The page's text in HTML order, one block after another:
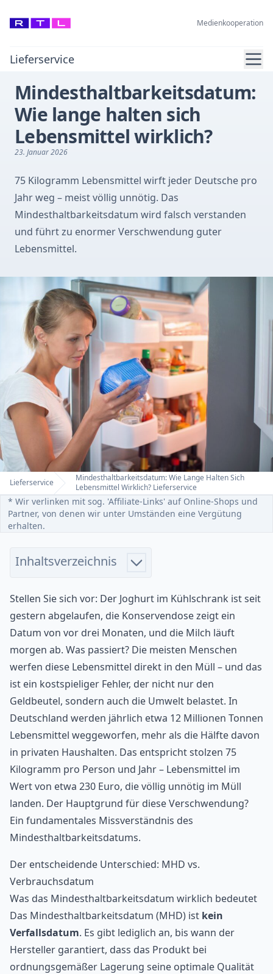
Medienkooperation
Lieferservice
Mindesthaltbarkeitsdatum:
Wie lange halten sich
Lebensmittel wirklich?
23. Januar 2026
75 Kilogramm Lebensmittel wirft jeder Deutsche pro
Jahr weg – meist völlig unnötig. Das
Mindesthaltbarkeitsdatum wird falsch verstanden
und führt zu enormer Verschwendung guter
Lebensmittel.
Home
Lieferservice
Mindesthaltbarkeitsdatum: Wie Lange Halten Sich
Lebensmittel Wirklich? Lieferservice
* Wir verlinken mit sog. 'Affiliate-Links' auf Online-Shops und
Partner, von denen wir unter Umständen eine Vergütung
erhalten.
Stellen Sie sich vor: Der Joghurt im Kühlschrank ist seit
gestern abgelaufen, die Konservendose zeigt ein
Datum von vor drei Monaten, und die Milch läuft
morgen ab. Was passiert? Die meisten Menschen
werfen diese Lebensmittel direkt in den Müll – und das
ist ein kostspieliger Fehler, der nicht nur den
Geldbeutel, sondern auch die Umwelt belastet. In
Deutschland werden jährlich etwa 12 Millionen Tonnen
Lebensmittel weggeworfen, mehr als die Hälfte davon
in privaten Haushalten. Das entspricht stolzen 75
Kilogramm pro Person und Jahr – Lebensmittel im
Wert von etwa 230 Euro, die völlig unnötig im Müll
landen. Der Hauptgrund für diese Verschwendung?
Ein fundamentales Missverständnis des
Mindesthaltbarkeitsdatums.
Der entscheidende Unterschied: MHD vs.
Verbrauchsdatum
Was das Mindesthaltbarkeitsdatum wirklich bedeutet
Das Mindesthaltbarkeitsdatum (MHD) ist kein
Verfallsdatum. Es gibt lediglich an, bis wann der
Hersteller garantiert, dass das Produkt bei
ordnungsgemäßer Lagerung seine optimale Qualität
Inhaltsverzeichnis